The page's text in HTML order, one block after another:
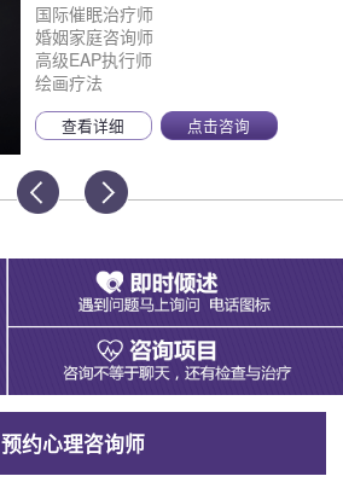
国际催眠治疗师
婚姻家庭咨询师
高级EAP执行师
绘画疗法
查看详细 点击咨询
预约心理咨询师